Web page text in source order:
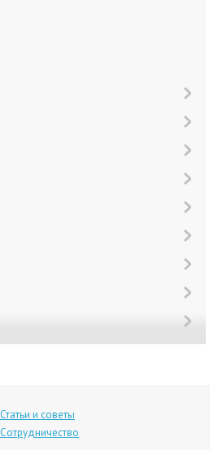
Статьи и советы
Сотрудничество